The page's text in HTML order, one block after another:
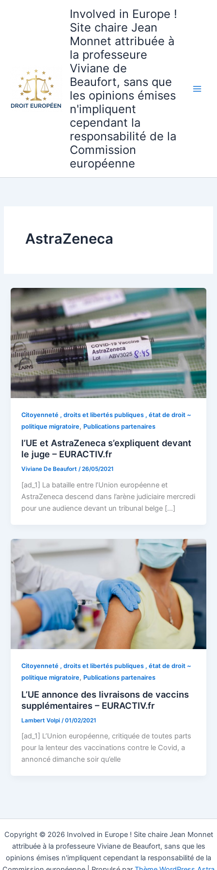
Involved in Europe !
Site chaire Jean
Monnet attribuée à
la professeure
Viviane de
Beaufort, sans que
les opinions émises
n'impliquent
cependant la
responsabilité de la
Commission
européenne
AstraZeneca
Citoyenneté , droits et libertés publiques , état de droit ~
politique migratoire, Publications partenaires
l’UE et AstraZeneca s’expliquent devant
le juge – EURACTIV.fr
Viviane De Beaufort/26/05/2021
[ad_1] La bataille entre l’Union européenne et
AstraZeneca descend dans l’arène judiciaire mercredi
pour une audience devant un tribunal belge […]
Citoyenneté , droits et libertés publiques , état de droit ~
politique migratoire, Publications partenaires
L’UE annonce des livraisons de vaccins
supplémentaires – EURACTIV.fr
Lambert Volpi /01/02/2021
[ad_1] L’Union européenne, critiquée de toutes parts
pour la lenteur des vaccinations contre le Covid, a
annoncé dimanche soir qu’elle
Copyright © 2026 Involved in Europe ! Site chaire Jean Monnet
attribuée à la professeure Viviane de Beaufort, sans que les
opinions émises n'impliquent cependant la responsabilité de la